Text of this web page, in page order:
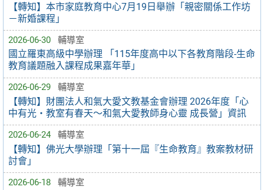
【轉知】本市家庭教育中心7月19日舉辦「親密關係工作坊
－新婚課程」
2026-06-30 輔導室
國立羅東高級中學辦理 「115年度高中以下各教育階段-生命
教育議題融入課程成果嘉年華」
2026-06-29 輔導室
【轉知】財團法人和氣大愛文教基金會辦理 2026年度「心
中有光・教室有春天～和氣大愛教師身心靈 成長營」資訊
2026-06-24 輔導室
【轉知】佛光大學辦理「第十一屆『生命教育』教案教材研
討會」
2026-06-18 輔導室